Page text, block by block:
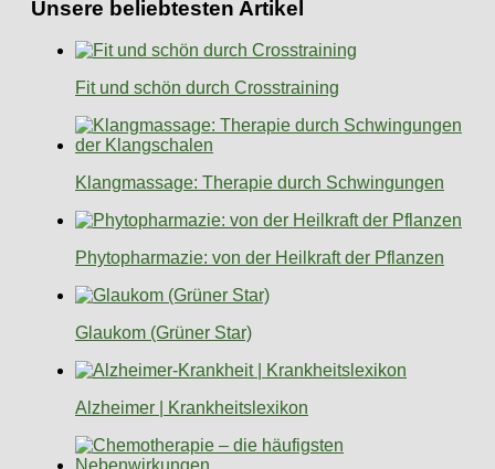
Unsere beliebtesten Artikel
Fit und schön durch Crosstraining
Klangmassage: Therapie durch Schwingungen
Phytopharmazie: von der Heilkraft der Pflanzen
Glaukom (Grüner Star)
Alzheimer | Krankheitslexikon